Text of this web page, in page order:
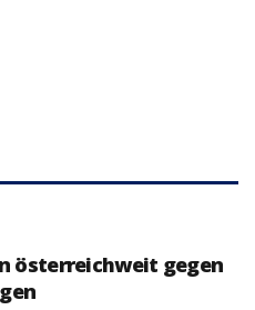
österreichweit gegen